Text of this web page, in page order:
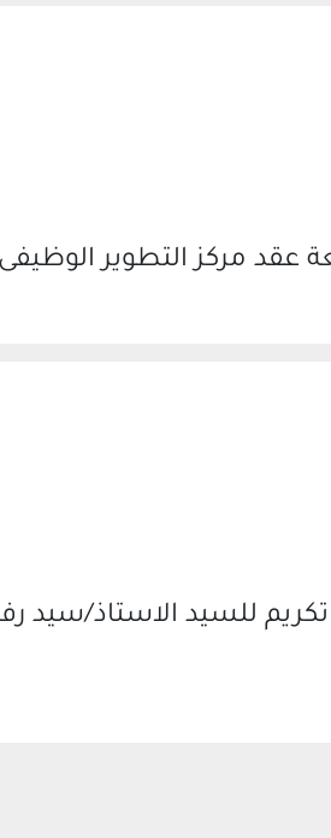
عقد مركز التطوير
للسيد الاستاذ/سيد